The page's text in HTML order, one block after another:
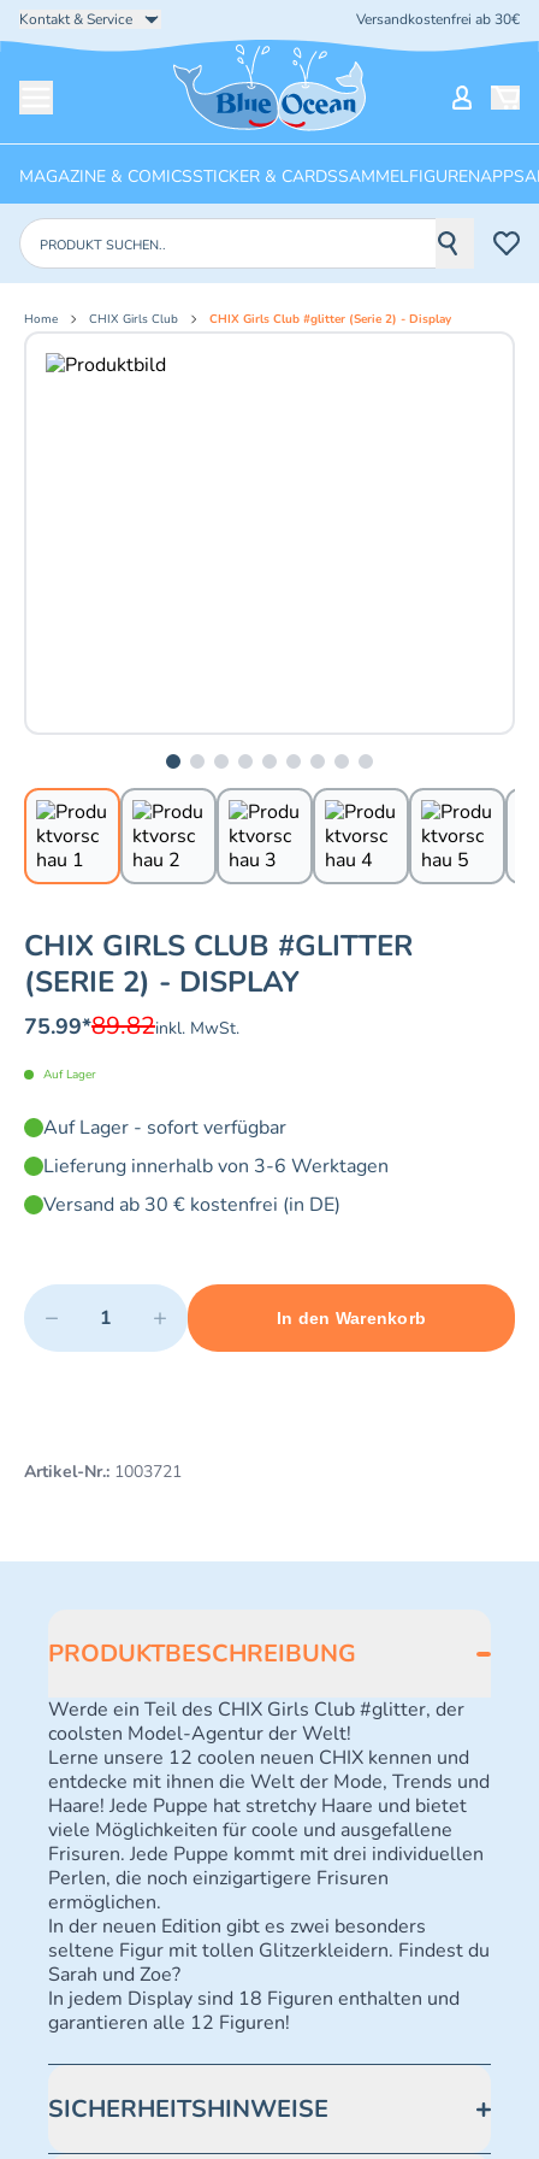
Kontakt & Service Versandkostenfrei ab 30€
Startseite
MAGAZINE & COMICSSTICKER & CARDSSAMMELFIGURENAPPS
Produkte suchen
Home CHIX Girls Club CHIX Girls Club #glitter (Serie 2) - Display
Aktuelles Bild: 1 von 9
CHIX GIRLS CLUB #GLITTER
(SERIE 2) - DISPLAY
75.99*89.82inkl. MwSt.
Auf Lager
Auf Lager - sofort verfügbar
Lieferung innerhalb von 3-6 Werktagen
Versand ab 30 € kostenfrei (in DE)
Quantity
− +
Minimum quantity: 1 Maximum quantity: 1
In den Warenkorb
Add 1 item to cart
Artikel-Nr.: 1003721
PRODUKTBESCHREIBUNG
Werde ein Teil des CHIX Girls Club #glitter, der
coolsten Model-Agentur der Welt!
Lerne unsere 12 coolen neuen CHIX kennen und
entdecke mit ihnen die Welt der Mode, Trends und
Haare! Jede Puppe hat stretchy Haare und bietet
viele Möglichkeiten für coole und ausgefallene
Frisuren. Jede Puppe kommt mit drei individuellen
Perlen, die noch einzigartigere Frisuren
ermöglichen.
In der neuen Edition gibt es zwei besonders
seltene Figur mit tollen Glitzerkleidern. Findest du
Sarah und Zoe?
In jedem Display sind 18 Figuren enthalten und
garantieren alle 12 Figuren!
SICHERHEITSHINWEISE